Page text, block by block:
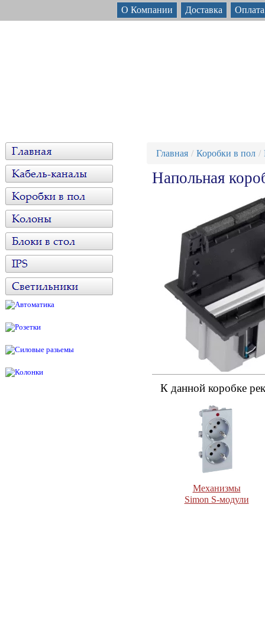
Напольная
К данной коробке
Главная Коробки в пол
Механизмы
Simon S-модули
О Компании Доставка Оплата